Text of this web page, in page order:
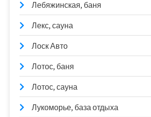
Лебяжинская, баня
Лекс, сауна
Лоск Авто
Лотос, баня
Лотос, сауна
Лукоморье, база отдыха